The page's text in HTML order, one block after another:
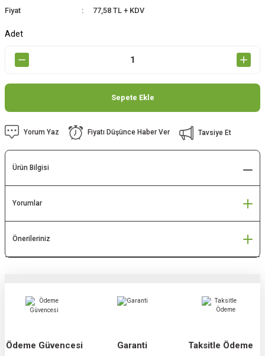
Fiyat
77,58 TL + KDV
Adet
Sepete Ekle
Yorum Yaz Fiyatı Düşünce Haber Ver Tavsiye Et
Ürün Bilgisi
Yorumlar
Önerileriniz
Ödeme Güvencesi Garanti Taksitle Ödeme